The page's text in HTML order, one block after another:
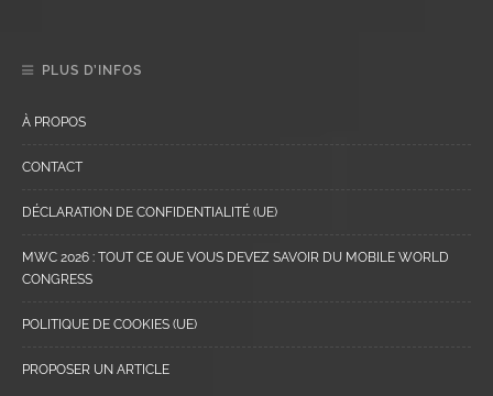
PLUS D’INFOS
À PROPOS
CONTACT
DÉCLARATION DE CONFIDENTIALITÉ (UE)
MWC 2026 : TOUT CE QUE VOUS DEVEZ SAVOIR DU MOBILE WORLD
CONGRESS
POLITIQUE DE COOKIES (UE)
PROPOSER UN ARTICLE